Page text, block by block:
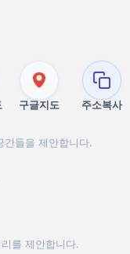
구글지도 주소복사
들을 제안합니다.
를 제안합니다.